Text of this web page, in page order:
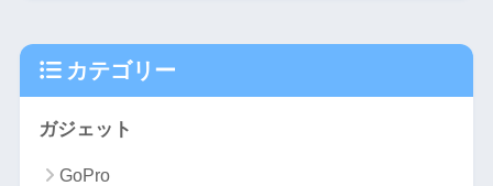
カテゴリー
ガジェット
GoPro